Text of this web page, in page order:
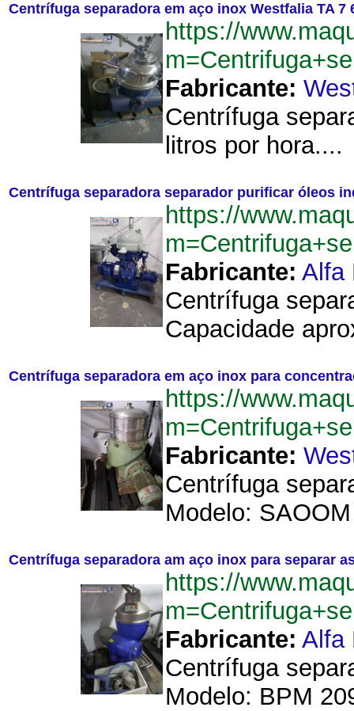
Centrífuga separadora em aço inox Westfalia TA 7
https://
Fabricante:
Centrífuga
litros por hora....
Centrífuga separadora separador purificar óleos
https://
Fabricante: Alfa
Centrífuga
Capacidade
Centrífuga separadora em aço inox para
https://
Fabricante:
Centrífuga
Modelo:
Centrífuga separadora am aço inox para separar
https://
Fabricante: Alfa
Centrífuga
Modelo: BPM